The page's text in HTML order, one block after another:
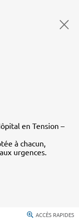
en Tension –
à chacun,
urgences.
ACCÈS RAPIDES